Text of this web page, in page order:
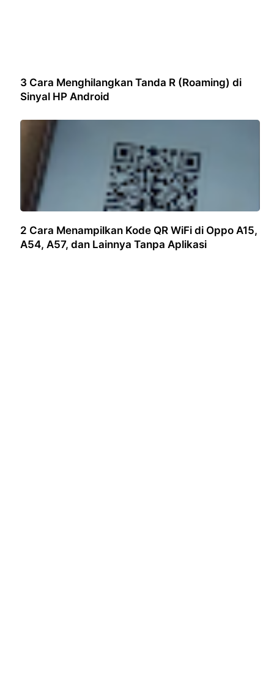
3 Cara Menghilangkan Tanda R (Roaming) di
Sinyal HP Android
2 Cara Menampilkan Kode QR WiFi di Oppo A15,
A54, A57, dan Lainnya Tanpa Aplikasi